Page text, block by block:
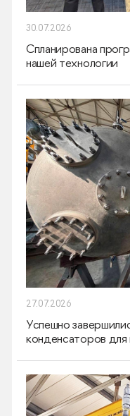
30.07.2026
Cпланирована
нашей технологии
27.07.2026
Успешно
конденсаторов для